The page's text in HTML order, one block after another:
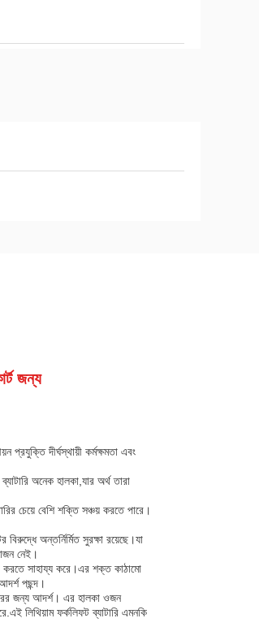
জন্য
প্রযুক্তি দীর্ঘস্থায়ী কর্মক্ষমতা এবং
অনেক হালকা,যার অর্থ তারা
চেয়ে বেশি শক্তি সঞ্চয় করতে পারে।
অন্তর্নির্মিত সুরক্ষা রয়েছে।যা
নেই।
করতে সাহায্য করে।এর শক্ত কাঠামো
পছন্দ।
জন্য আদর্শ। এর হালকা ওজন
লিথিয়াম ফর্কলিফট ব্যাটারি এমনকি